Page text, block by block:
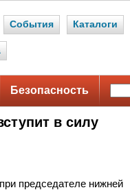
События Каталоги
Безопасность
в силу
председателе нижней